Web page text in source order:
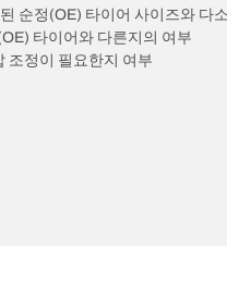
순정(OE) 타이어 사이즈와
타이어와 다른지의 여부
조정이 필요한지 여부